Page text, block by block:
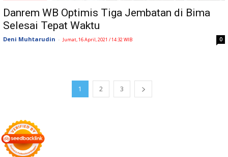
Danrem WB Optimis Tiga Jembatan di Bima
Selesai Tepat Waktu
Deni Muhtarudin - Jumat, 16 April, 2021 / 14:32 WIB 0
1 2 3